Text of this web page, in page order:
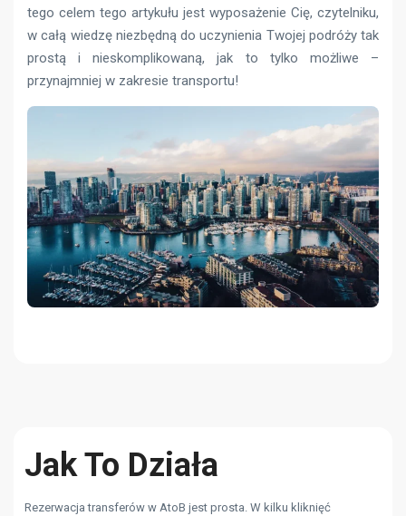
tego celem tego artykułu jest wyposażenie Cię, czytelniku,
w całą wiedzę niezbędną do uczynienia Twojej podróży tak
prostą i nieskomplikowaną, jak to tylko możliwe –
przynajmniej w zakresie transportu!
Jak To Działa
Rezerwacja transferów w AtoB jest prosta. W kilku kliknięć